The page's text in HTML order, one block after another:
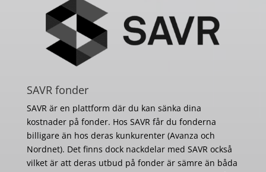
SAVR fonder
SAVR är en plattform där du kan sänka dina
kostnader på fonder. Hos SAVR får du fonderna
billigare än hos deras kunkurenter (Avanza och
Nordnet). Det finns dock nackdelar med SAVR också
vilket är att deras utbud på fonder är sämre än båda